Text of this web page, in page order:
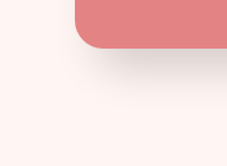
スマホ写真